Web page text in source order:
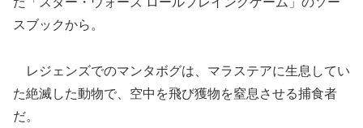
スブックから。
レジェンズでのマンタボグは、マラステアに生息してい
た絶滅した動物で、空中を飛び獲物を窒息させる捕食者
だ。